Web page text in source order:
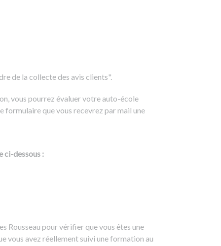
de la collecte des avis clients".
vous pourrez évaluer votre auto-école
formulaire que vous recevrez par mail une
ci-dessous :
Rousseau pour vérifier que vous êtes une
vous avez réellement suivi une formation au